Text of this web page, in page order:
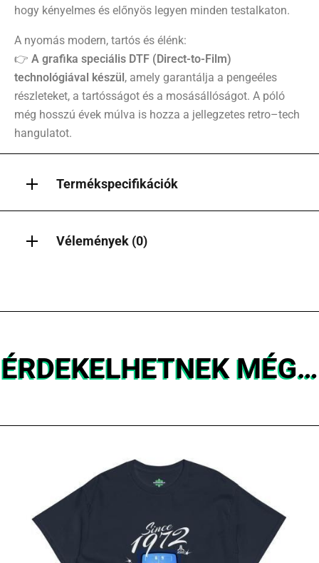
hogy kényelmes és előnyös legyen minden testalkaton.
A nyomás modern, tartós és élénk:
👉 A grafika speciális DTF (Direct-to-Film)
technológiával készül, amely garantálja a pengeéles
részleteket, a tartósságot és a mosásállóságot. A póló
még hosszú évek múlva is hozza a jellegzetes retro–tech
hangulatot.
Termékspecifikációk
Vélemények (0)
ÉRDEKELHETNEK MÉG…